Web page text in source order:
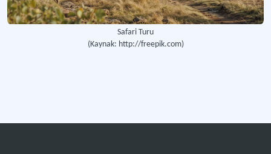
Safari Turu
(Kaynak: http://freepik.com)